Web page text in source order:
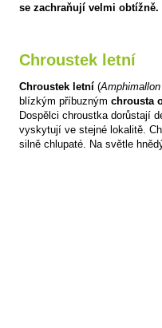
se zachraňují velmi obtížně.
Chroustek letní
Chroustek letní (
blízkým příbuzným chrousta
Dospělci chroustka dorůstají
vyskytují ve stejné lokalitě.
silně chlupaté. Na světle